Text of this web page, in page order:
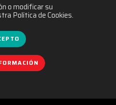
o modificar su
Política de Cookies.